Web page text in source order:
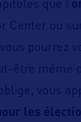
que l’
Center ou
pourrez
être même
vous
les